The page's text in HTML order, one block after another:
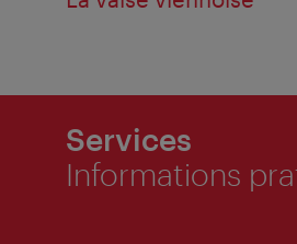
Services
Informations